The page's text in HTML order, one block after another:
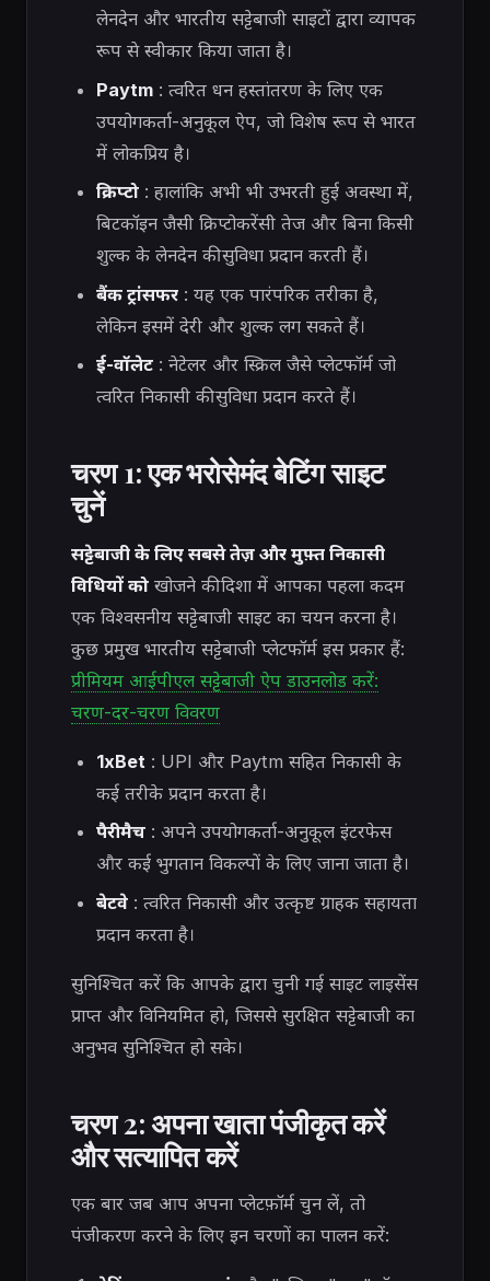
लेनदेन और भारतीय सट्टेबाजी साइटों द्वारा व्यापक
रूप से स्वीकार किया जाता है।
Paytm: त्वरित धन हस्तांतरण के लिए एक
उपयोगकर्ता-अनुकूल ऐप, जो विशेष रूप से भारत
में लोकप्रिय है।
क्रिप्टो: हालांकि अभी भी उभरती हुई अवस्था में,
बिटकॉइन जैसी क्रिप्टोकरेंसी तेज और बिना किसी
शुल्क के लेनदेन की सुविधा प्रदान करती हैं।
बैंक ट्रांसफर: यह एक पारंपरिक तरीका है,
लेकिन इसमें देरी और शुल्क लग सकते हैं।
ई-वॉलेट: नेटेलर और स्क्रिल जैसे प्लेटफॉर्म जो
त्वरित निकासी की सुविधा प्रदान करते हैं।
चरण 1: एक भरोसेमंद बेटिंग साइट
चुनें
सट्टेबाजी के लिए सबसे तेज़ और मुफ़्त निकासी
विधियों को खोजने की दिशा में आपका पहला कदम
एक विश्वसनीय सट्टेबाजी साइट का चयन करना है।
कुछ प्रमुख भारतीय सट्टेबाजी प्लेटफॉर्म इस प्रकार हैं:
प्रीमियम आईपीएल सट्टेबाजी ऐप डाउनलोड करें:
चरण-दर-चरण विवरण
1xBet : UPI और Paytm सहित निकासी के
कई तरीके प्रदान करता है।
पैरीमैच: अपने उपयोगकर्ता-अनुकूल इंटरफेस
और कई भुगतान विकल्पों के लिए जाना जाता है।
बेटवे: त्वरित निकासी और उत्कृष्ट ग्राहक सहायता
प्रदान करता है।
सुनिश्चित करें कि आपके द्वारा चुनी गई साइट लाइसेंस
प्राप्त और विनियमित हो, जिससे सुरक्षित सट्टेबाजी का
अनुभव सुनिश्चित हो सके।
चरण 2: अपना खाता पंजीकृत करें
और सत्यापित करें
एक बार जब आप अपना प्लेटफ़ॉर्म चुन लें, तो
पंजीकरण करने के लिए इन चरणों का पालन करें: